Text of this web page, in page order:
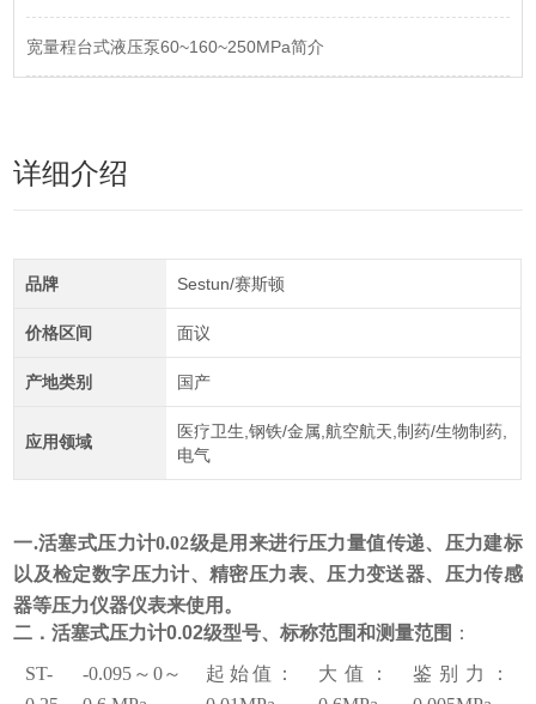
宽量程台式液压泵60~160~250MPa简介
详细介绍
品牌 Sestun/赛斯顿
价格区间 面议
产地类别 国产
应用领域
医疗卫生,钢铁/金属,航空航天,制药/生物制药,
电气
一.活塞式压力计0.02级是用来进行压力量值传递、压力建标
以及检定数字压力计、精密压力表、压力变送器、压力传感
器等压力仪器仪表来使用。
二．活塞式压力计0.02级型号、标称范围和测量范围 ：
ST-
-0.095 ～ 0～
起始值：
大值：
鉴别力：